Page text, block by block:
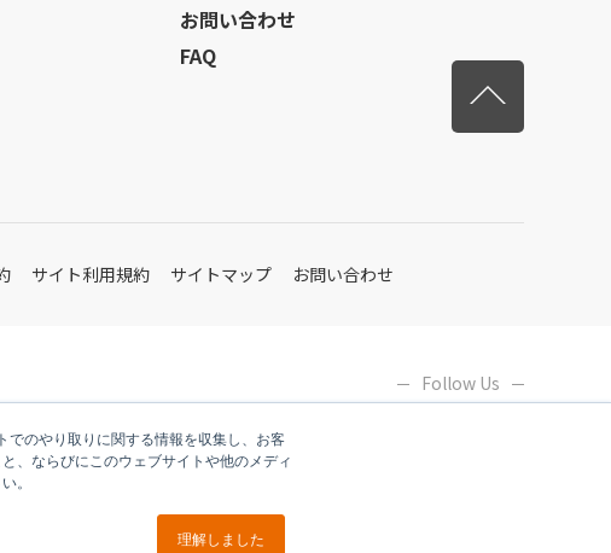
のやり取りに関する情報を収集し、お客
、ならびにこのウェブサイトや他のメディ
。
理解しました
お問い合わせ
FAQ
サイト利用規約 サイトマップ お問い合わせ
Follow Us